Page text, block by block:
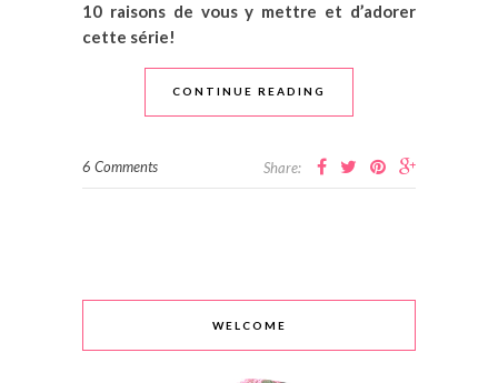
10 raisons de vous y mettre et d’adorer
cette série!
CONTINUE READING
6 Comments Share:
WELCOME